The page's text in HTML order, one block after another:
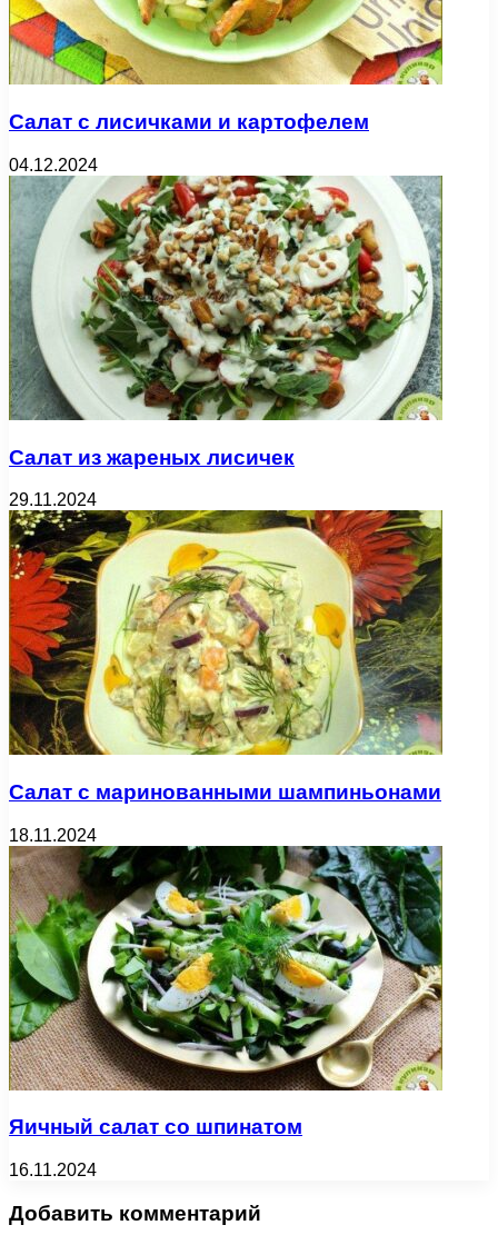
Салат с лисичками и картофелем
04.12.2024
Салат из жареных лисичек
29.11.2024
Салат с маринованными шампиньонами
18.11.2024
Яичный салат со шпинатом
16.11.2024
Добавить комментарий